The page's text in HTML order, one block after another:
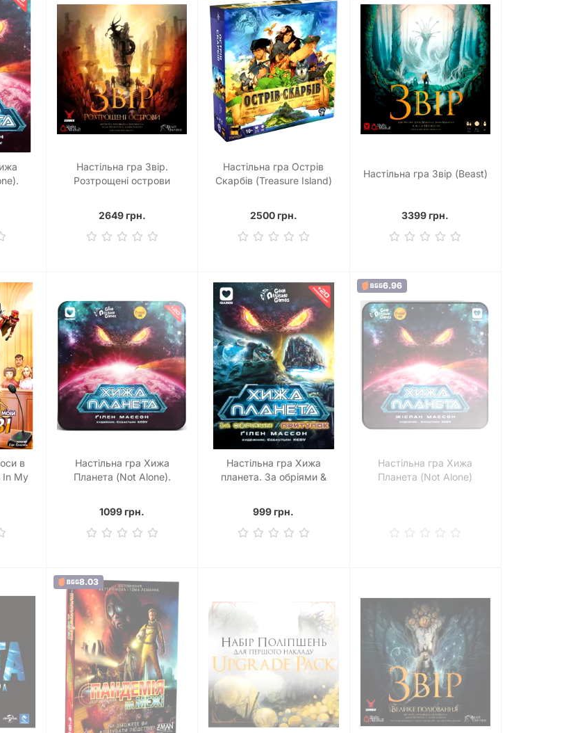
Настільна гра Звір.
Розтрощені острови
2649 грн.
Настільна гра Острів
Скарбів (Treasure Island)
2500 грн.
Настільна гра Звір (Beast)
3399 грн.
в
In My
Настільна гра Хижа
Планета (Not Alone).
1099 грн.
Настільна гра Хижа
планета. За обріями &
коробка
999 грн.
6.96
Настільна гра Хижа
Планета (Not Alone)
8.03